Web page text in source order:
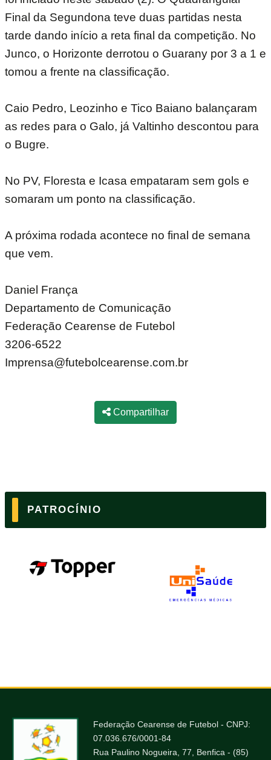
Final da Segundona teve duas partidas nesta
tarde dando início a reta final da competição. No
Junco, o Horizonte derrotou o Guarany por 3 a 1 e
tomou a frente na classificação.
Caio Pedro, Leozinho e Tico Baiano balançaram
as redes para o Galo, já Valtinho descontou para
o Bugre.
No PV, Floresta e Icasa empataram sem gols e
somaram um ponto na classificação.
A próxima rodada acontece no final de semana
que vem.
Daniel França
Departamento de Comunicação
Federação Cearense de Futebol
3206-6522
Imprensa@futebolcearense.com.br
Compartilhar
PATROCÍNIO
Federação Cearense de Futebol - CNPJ:
07.036.676/0001-84
Rua Paulino Nogueira, 77, Benfica - (85)